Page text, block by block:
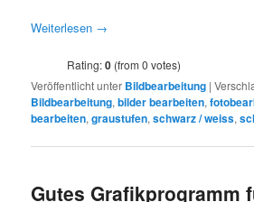
Weiterlesen →
Rating:0 (from 0 votes)
Veröffentlicht unter Bildbearbeitung |
Bildbearbeitung,bilder bearbeiten,
bearbeiten,graustufen,schwarz / weiss,
Gutes Grafikprogramm